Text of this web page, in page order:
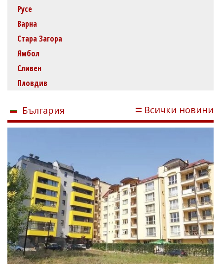
Русе
Варна
Стара Загора
Ямбол
Сливен
Пловдив
България Всички новини